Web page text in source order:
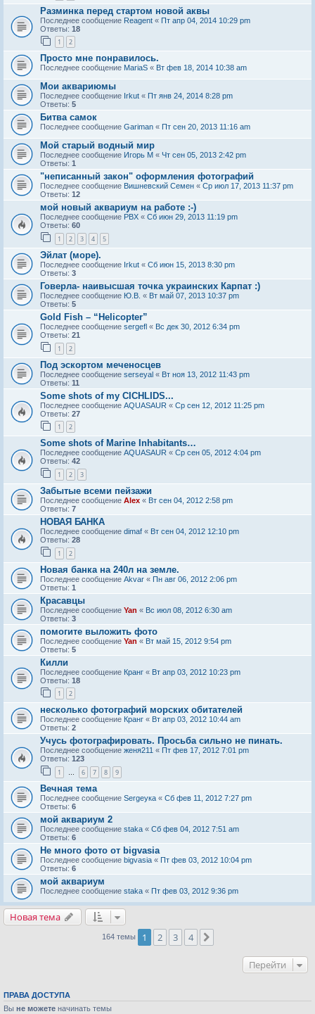
Разминка перед стартом новой аквы
Последнее сообщение Reagent « Пт апр 04, 2014 10:29 pm
Ответы: 18
1 2
Просто мне понравилось.
Последнее сообщение MariaS « Вт фев 18, 2014 10:38 am
Мои аквариюмы
Последнее сообщение Irkut « Пт янв 24, 2014 8:28 pm
Ответы: 5
Битва самок
Последнее сообщение Gariman « Пт сен 20, 2013 11:16 am
Мой старый водный мир
Последнее сообщение Игорь М « Чт сен 05, 2013 2:42 pm
Ответы: 1
"неписанный закон" оформления фотографий
Последнее сообщение Вишневский Семен « Ср июл 17, 2013 11:37 pm
Ответы: 12
мой новый аквариум на работе :-)
Последнее сообщение PBX « Сб июн 29, 2013 11:19 pm
Ответы: 60
1 2 3 4 5
Эйлат (море).
Последнее сообщение Irkut « Сб июн 15, 2013 8:30 pm
Ответы: 3
Говерла- наивысшая точка украинских Карпат :)
Последнее сообщение Ю.В. « Вт май 07, 2013 10:37 pm
Ответы: 5
Gold Fish – “Helicopter”
Последнее сообщение sergefl « Вс дек 30, 2012 6:34 pm
Ответы: 21
1 2
Под эскортом меченосцев
Последнее сообщение serseyal « Вт ноя 13, 2012 11:43 pm
Ответы: 11
Some shots of my CICHLIDS...
Последнее сообщение AQUASAUR « Ср сен 12, 2012 11:25 pm
Ответы: 27
1 2
Some shots of Marine Inhabitants…
Последнее сообщение AQUASAUR « Ср сен 05, 2012 4:04 pm
Ответы: 42
1 2 3
Забытые всеми пейзажи
Последнее сообщение Alex « Вт сен 04, 2012 2:58 pm
Ответы: 7
НОВАЯ БАНКА
Последнее сообщение dimaf « Вт сен 04, 2012 12:10 pm
Ответы: 28
1 2
Новая банка на 240л на земле.
Последнее сообщение Akvar « Пн авг 06, 2012 2:06 pm
Ответы: 1
Красавцы
Последнее сообщение Yan « Вс июл 08, 2012 6:30 am
Ответы: 3
помогите выложить фото
Последнее сообщение Yan « Вт май 15, 2012 9:54 pm
Ответы: 5
Килли
Последнее сообщение Кранг « Вт апр 03, 2012 10:23 pm
Ответы: 18
1 2
несколько фотографий морских обитателей
Последнее сообщение Кранг « Вт апр 03, 2012 10:44 am
Ответы: 2
Учусь фотографировать. Просьба сильно не пинать.
Последнее сообщение женя211 « Пт фев 17, 2012 7:01 pm
Ответы: 123
1 … 6 7 8 9
Вечная тема
Последнее сообщение Sergeyка « Сб фев 11, 2012 7:27 pm
Ответы: 6
мой аквариум 2
Последнее сообщение staka « Сб фев 04, 2012 7:51 am
Ответы: 6
Не много фото от bigvasia
Последнее сообщение bigvasia « Пт фев 03, 2012 10:04 pm
Ответы: 6
мой аквариум
Последнее сообщение staka « Пт фев 03, 2012 9:36 pm
Новая тема
164 темы 1 2 3 4
Перейти
ПРАВА ДОСТУПА
Вы не можете начинать темы